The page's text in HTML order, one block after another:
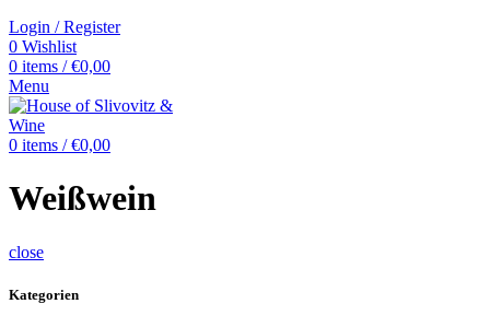
Login / Register
0 Wishlist
0 items / €0,00
Menu
0 items / €0,00
Weißwein
close
Kategorien